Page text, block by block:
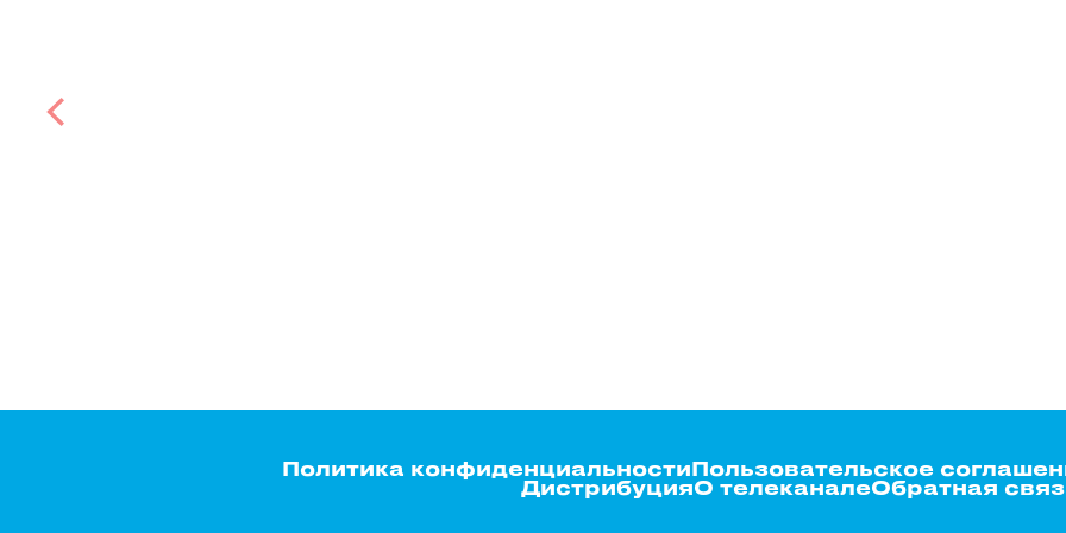
Политика конфиденциальностиПользовательское
ДистрибуцияО телеканалеОбратная